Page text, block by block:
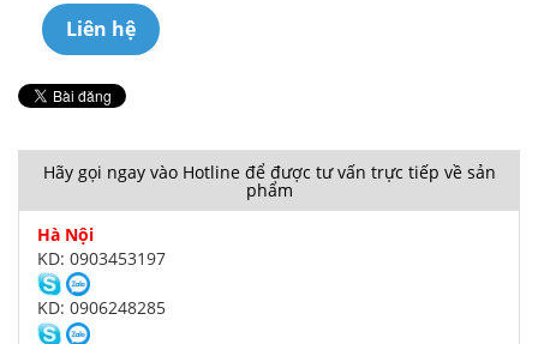
Liên hệ
Hãy gọi ngay vào Hotline để được tư vấn trực tiếp về sản
phẩm
Hà Nội
KD: 0903453197
KD: 0906248285